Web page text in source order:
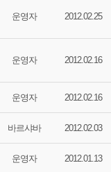
운영자 2012.02.25
운영자 2012.02.16
운영자 2012.02.16
바르샤바 2012.02.03
운영자 2012.01.13